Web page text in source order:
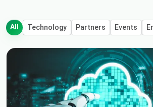
All Technology Partners Events